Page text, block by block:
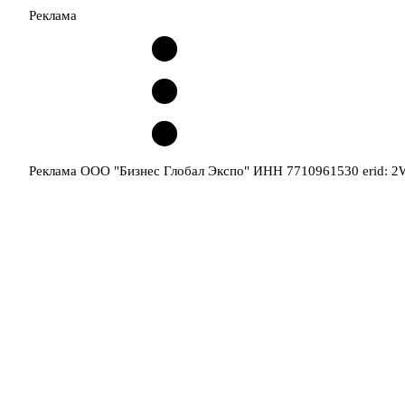
Реклама
Реклама ООО "Бизнес Глобал Экспо" ИНН 7710961530 erid: